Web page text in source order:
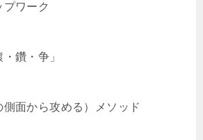
ワーク
鑽・争」
面から攻める）メソッド